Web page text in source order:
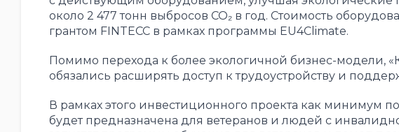
около 2 477 тонн выбросов CO₂ в год. Стоимость
грантом FINTECC в рамках программы EU4Climate.
Помимо перехода к более экологичной бизнес-модели,
обязались расширять доступ к трудоустройству и
В рамках этого инвестиционного проекта как минимум
будет предназначена для ветеранов и людей с